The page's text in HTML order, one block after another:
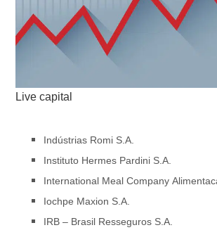
Live capital
Indústrias Romi S.A.
Instituto Hermes Pardini S.A.
International Meal Company
Iochpe Maxion S.A.
IRB – Brasil Resseguros S.A.